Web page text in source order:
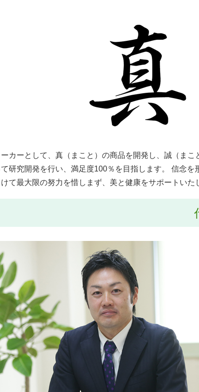
カーとして、真（まこと）の商品を開発し、誠（ま
研究開発を行い、満足度100％を目指します。 信念
て最大限の努力を惜しまず、美と健康をサポートいた